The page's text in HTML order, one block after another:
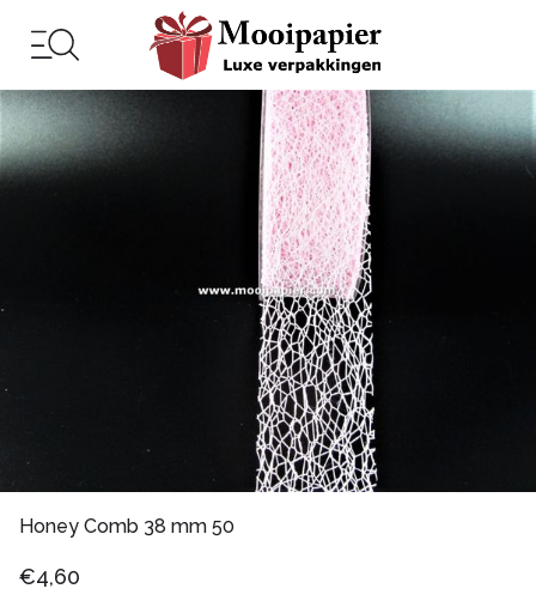
Honey Comb 38 mm 50
€4,60